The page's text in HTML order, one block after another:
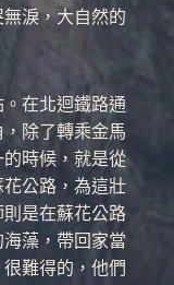
淚，大自然的
在北迴鐵路通
除了轉乘金馬
時候，就是從
公路，為這壯
是在蘇花公路
藻，帶回家當
難得的，他們